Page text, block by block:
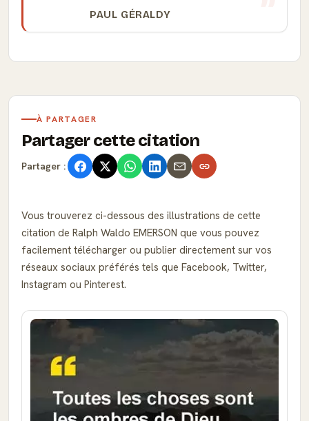
PAUL GÉRALDY
À PARTAGER
Partager cette citation
Partager :
Vous trouverez ci-dessous des illustrations de cette
citation de Ralph Waldo EMERSON que vous pouvez
facilement télécharger ou publier directement sur vos
réseaux sociaux préférés tels que Facebook, Twitter,
Instagram ou Pinterest.